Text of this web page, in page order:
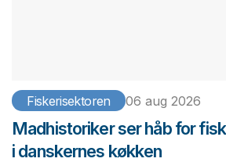
Fiskerisektoren 06 aug 2026
Madhistoriker ser håb for
i danskernes køkken